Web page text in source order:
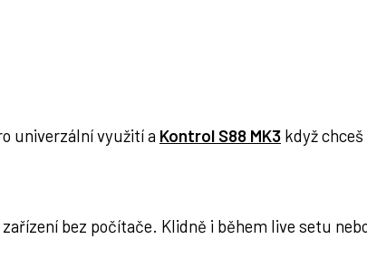
univerzální využití a Kontrol S88 MK3 když
bez počítače. Klidně i během live setu